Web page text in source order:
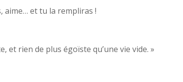
aime… et tu la rempliras !
et rien de plus égoïste qu’une vie vide. »